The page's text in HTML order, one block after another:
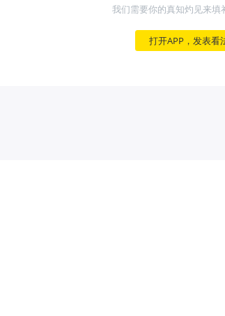
我们需要你的真知灼见来填
打开APP，发表看